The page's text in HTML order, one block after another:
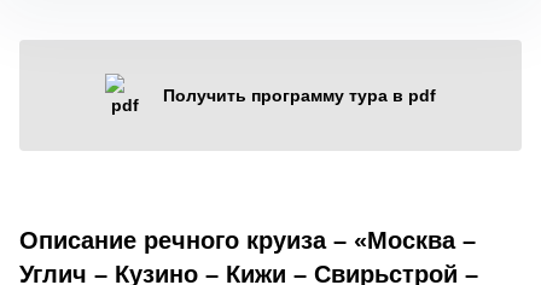
Получить программу тура в pdf
Описание речного круиза – «Москва –
Углич – Кузино – Кижи – Свирьстрой –